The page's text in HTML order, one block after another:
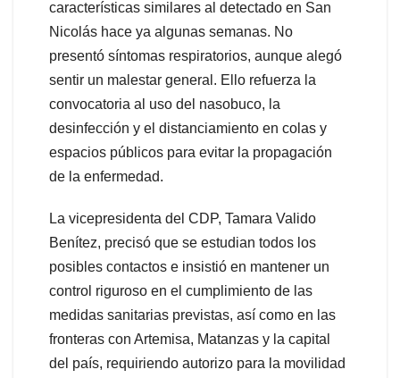
características similares al detectado en San
Nicolás hace ya algunas semanas. No
presentó síntomas respiratorios, aunque alegó
sentir un malestar general. Ello refuerza la
convocatoria al uso del nasobuco, la
desinfección y el distanciamiento en colas y
espacios públicos para evitar la propagación
de la enfermedad.
La vicepresidenta del CDP, Tamara Valido
Benítez, precisó que se estudian todos los
posibles contactos e insistió en mantener un
control riguroso en el cumplimiento de las
medidas sanitarias previstas, así como en las
fronteras con Artemisa, Matanzas y la capital
del país, requiriendo autorizo para la movilidad